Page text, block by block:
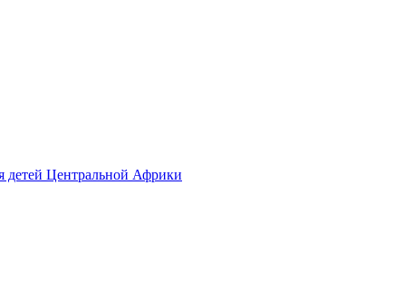
детей Центральной Африки